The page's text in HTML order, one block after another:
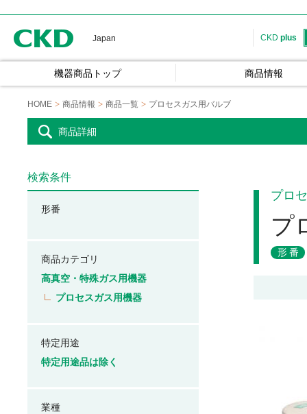
Japan CKD plus
機器商品トップ 商品情報
HOME 商品情報 商品一覧 プロセスガス用バルブ
商品詳細
プロ
プ
形番
検索条件
形番
商品カテゴリ
高真空・特殊ガス用機器
プロセスガス用機器
特定用途
特定用途品は除く
業種